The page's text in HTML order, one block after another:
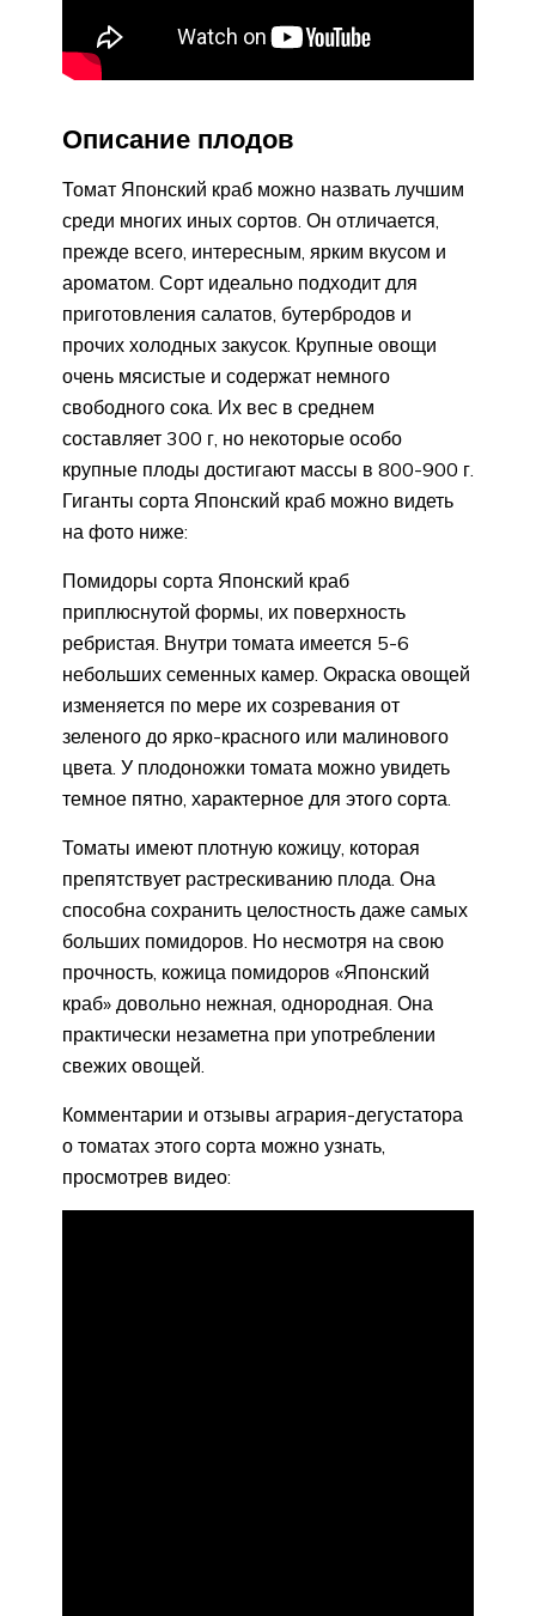
Описание плодов
Томат Японский краб можно назвать лучшим
среди многих иных сортов. Он отличается,
прежде всего, интересным, ярким вкусом и
ароматом. Сорт идеально подходит для
приготовления салатов, бутербродов и
прочих холодных закусок. Крупные овощи
очень мясистые и содержат немного
свободного сока. Их вес в среднем
составляет 300 г, но некоторые особо
крупные плоды достигают массы в 800-900 г.
Гиганты сорта Японский краб можно видеть
на фото ниже:
Помидоры сорта Японский краб
приплюснутой формы, их поверхность
ребристая. Внутри томата имеется 5-6
небольших семенных камер. Окраска овощей
изменяется по мере их созревания от
зеленого до ярко-красного или малинового
цвета. У плодоножки томата можно увидеть
темное пятно, характерное для этого сорта.
Томаты имеют плотную кожицу, которая
препятствует растрескиванию плода. Она
способна сохранить целостность даже самых
больших помидоров. Но несмотря на свою
прочность, кожица помидоров «Японский
краб» довольно нежная, однородная. Она
практически незаметна при употреблении
свежих овощей.
Комментарии и отзывы агрария-дегустатора
о томатах этого сорта можно узнать,
просмотрев видео: